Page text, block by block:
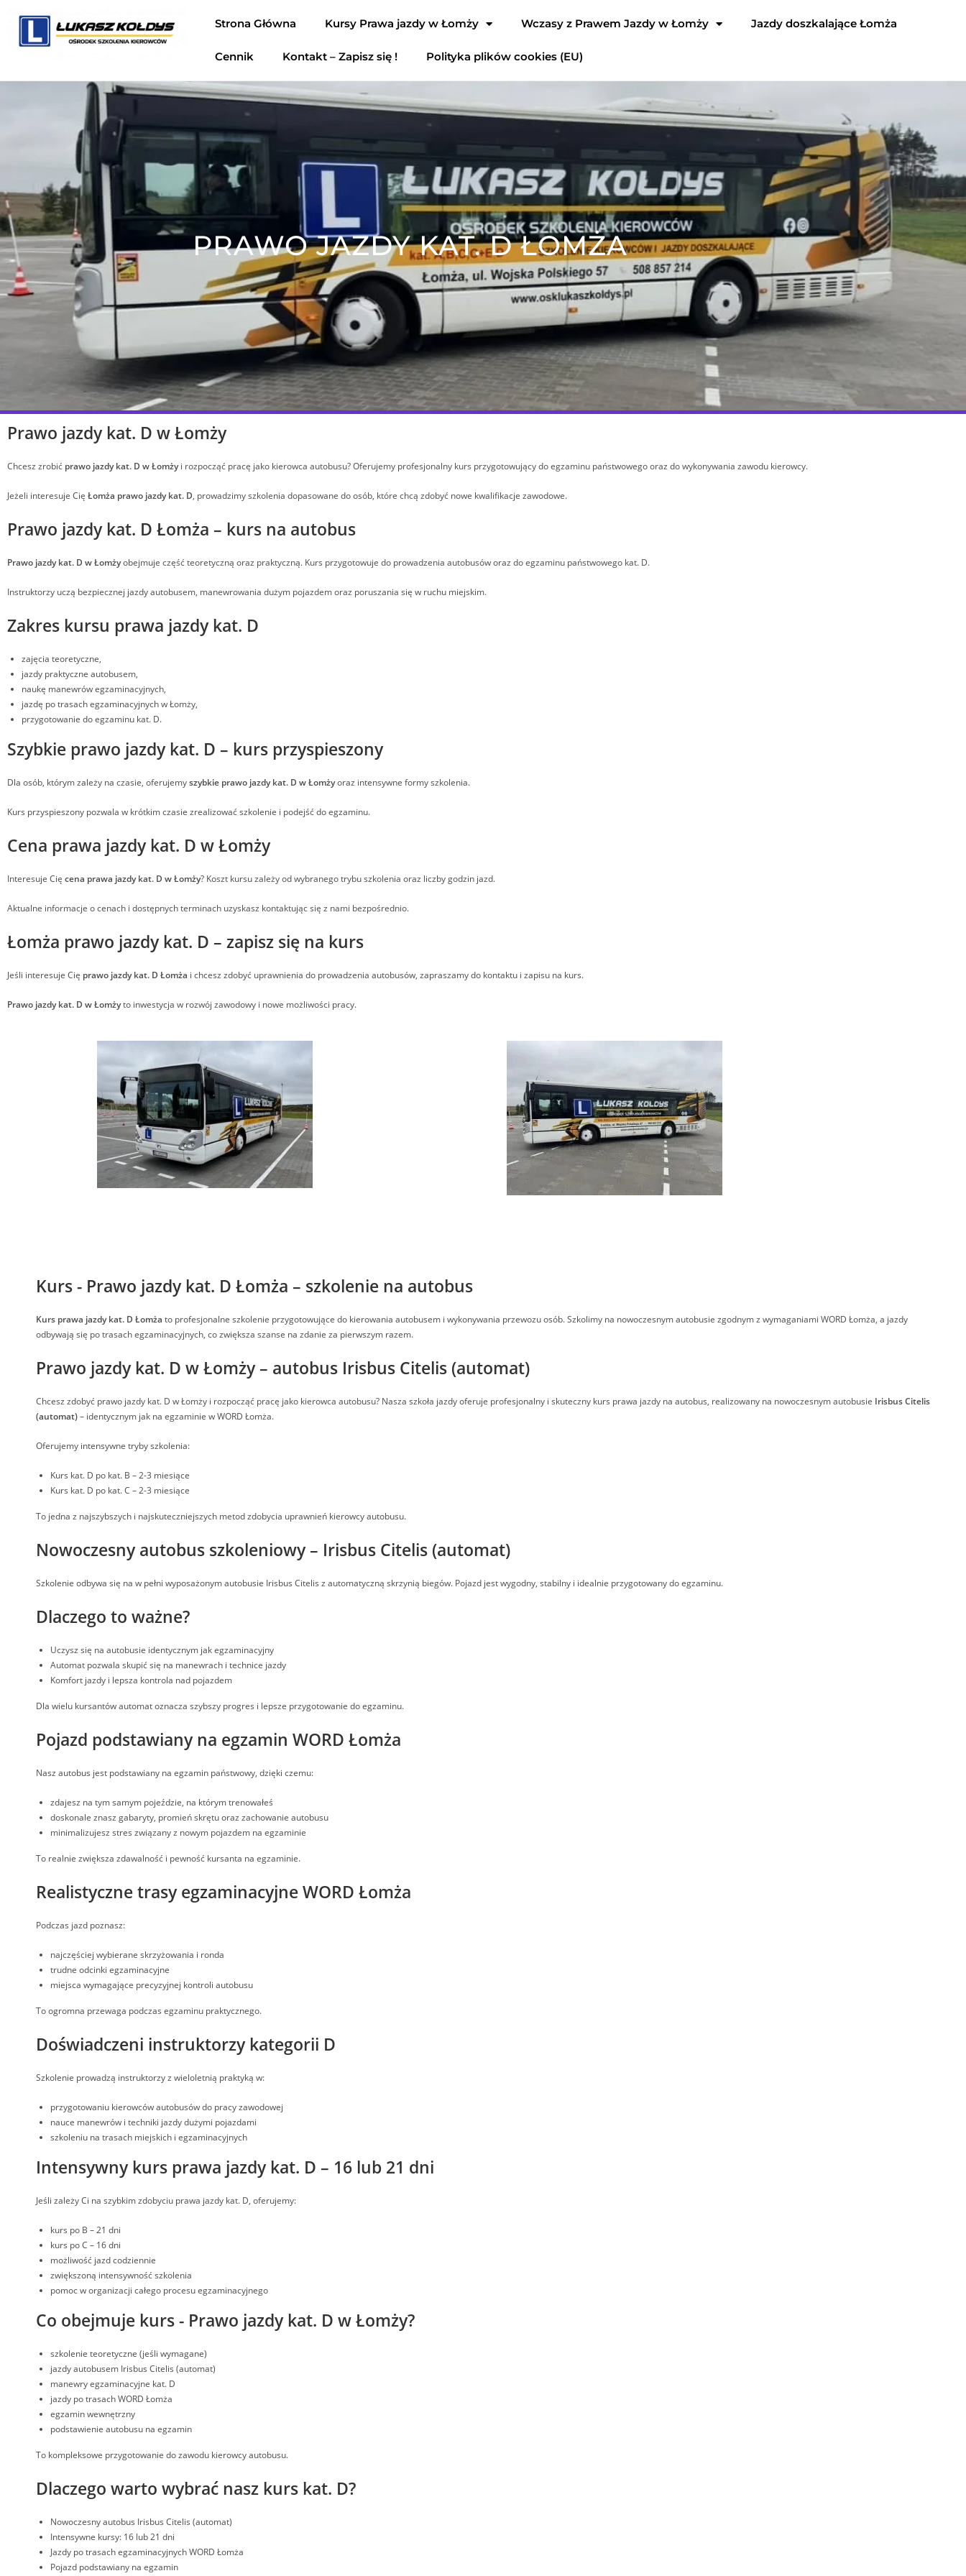
Strona Główna Kursy Prawa jazdy w Łomży Wczasy z Prawem Jazdy w Łomży Jazdy doszkalające Łomża
Cennik Kontakt – Zapisz się ! Polityka plików cookies (EU)
PRAWO JAZDY KAT. D ŁOMŻA
Prawo jazdy kat. D w Łomży
Chcesz zrobić prawo jazdy kat. D w Łomżyi rozpocząć pracę jako kierowca autobusu? Oferujemy profesjonalny kurs przygotowujący do egzaminu państwowego oraz do wykonywania zawodu kierowcy.
Jeżeli interesuje Cię Łomża prawo jazdy kat. D, prowadzimy szkolenia dopasowane do osób, które chcą zdobyć nowe kwalifikacje zawodowe.
Prawo jazdy kat. D Łomża – kurs na autobus
Prawo jazdy kat. D w Łomżyobejmuje część teoretyczną oraz praktyczną. Kurs przygotowuje do prowadzenia autobusów oraz do egzaminu państwowego kat. D.
Instruktorzy uczą bezpiecznej jazdy autobusem, manewrowania dużym pojazdem oraz poruszania się w ruchu miejskim.
Zakres kursu prawa jazdy kat. D
zajęcia teoretyczne,
jazdy praktyczne autobusem,
naukę manewrów egzaminacyjnych,
jazdę po trasach egzaminacyjnych w Łomży,
przygotowanie do egzaminu kat. D.
Szybkie prawo jazdy kat. D – kurs przyspieszony
Dla osób, którym zależy na czasie, oferujemyszybkie prawo jazdy kat. D w Łomżyoraz intensywne formy szkolenia.
Kurs przyspieszony pozwala w krótkim czasie zrealizować szkolenie i podejść do egzaminu.
Cena prawa jazdy kat. D w Łomży
Interesuje Cię cena prawa jazdy kat. D w Łomży? Koszt kursu zależy od wybranego trybu szkolenia oraz liczby godzin jazd.
Aktualne informacje o cenach i dostępnych terminach uzyskasz kontaktując się z nami bezpośrednio.
Łomża prawo jazdy kat. D – zapisz się na kurs
Jeśli interesuje Cię prawo jazdy kat. D Łomża i chcesz zdobyć uprawnienia do prowadzenia autobusów, zapraszamy do kontaktu i zapisu na kurs.
Prawo jazdy kat. D w Łomżyto inwestycja w rozwój zawodowy i nowe możliwości pracy.
Kurs - Prawo jazdy kat. D Łomża – szkolenie na autobus
Kurs prawa jazdy kat. D Łomża to profesjonalne szkolenie przygotowujące do kierowania autobusem i wykonywania przewozu osób. Szkolimy na nowoczesnym autobusie zgodnym z wymaganiami WORD Łomża, a jazdy
odbywają się po trasach egzaminacyjnych, co zwiększa szanse na zdanie za pierwszym razem.
Prawo jazdy kat. D w Łomży – autobus Irisbus Citelis (automat)
Chcesz zdobyć prawo jazdy kat. D w Łomży i rozpocząć pracę jako kierowca autobusu? Nasza szkoła jazdy oferuje profesjonalny i skuteczny kurs prawa jazdy na autobus, realizowany na nowoczesnym autobusie Irisbus Citelis
(automat)– identycznym jak na egzaminie w WORD Łomża.
Oferujemy intensywne tryby szkolenia:
Kurs kat. D po kat. B – 2-3 miesiące
Kurs kat. D po kat. C – 2-3 miesiące
To jedna z najszybszych i najskuteczniejszych metod zdobycia uprawnień kierowcy autobusu.
Nowoczesny autobus szkoleniowy – Irisbus Citelis (automat)
Szkolenie odbywa się na w pełni wyposażonym autobusie Irisbus Citelis z automatyczną skrzynią biegów. Pojazd jest wygodny, stabilny i idealnie przygotowany do egzaminu.
Dlaczego to ważne?
Uczysz się na autobusie identycznym jak egzaminacyjny
Automat pozwala skupić się na manewrach i technice jazdy
Komfort jazdy i lepsza kontrola nad pojazdem
Dla wielu kursantów automat oznacza szybszy progres i lepsze przygotowanie do egzaminu.
Pojazd podstawiany na egzamin WORD Łomża
Nasz autobus jest podstawiany na egzamin państwowy, dzięki czemu:
zdajesz na tym samym pojeździe, na którym trenowałeś
doskonale znasz gabaryty, promień skrętu oraz zachowanie autobusu
minimalizujesz stres związany z nowym pojazdem na egzaminie
To realnie zwiększa zdawalność i pewność kursanta na egzaminie.
Realistyczne trasy egzaminacyjne WORD Łomża
Podczas jazd poznasz:
najczęściej wybierane skrzyżowania i ronda
trudne odcinki egzaminacyjne
miejsca wymagające precyzyjnej kontroli autobusu
To ogromna przewaga podczas egzaminu praktycznego.
Doświadczeni instruktorzy kategorii D
Szkolenie prowadzą instruktorzy z wieloletnią praktyką w:
przygotowaniu kierowców autobusów do pracy zawodowej
nauce manewrów i techniki jazdy dużymi pojazdami
szkoleniu na trasach miejskich i egzaminacyjnych
Intensywny kurs prawa jazdy kat. D – 16 lub 21 dni
Jeśli zależy Ci na szybkim zdobyciu prawa jazdy kat. D, oferujemy:
kurs po B – 21 dni
kurs po C – 16 dni
możliwość jazd codziennie
zwiększoną intensywność szkolenia
pomoc w organizacji całego procesu egzaminacyjnego
Co obejmuje kurs - Prawo jazdy kat. D w Łomży?
szkolenie teoretyczne (jeśli wymagane)
jazdy autobusem Irisbus Citelis (automat)
manewry egzaminacyjne kat. D
jazdy po trasach WORD Łomża
egzamin wewnętrzny
podstawienie autobusu na egzamin
To kompleksowe przygotowanie do zawodu kierowcy autobusu.
Dlaczego warto wybrać nasz kurs kat. D?
Nowoczesny autobus Irisbus Citelis (automat)
Intensywne kursy: 16 lub 21 dni
Jazdy po trasach egzaminacyjnych WORD Łomża
Pojazd podstawiany na egzamin